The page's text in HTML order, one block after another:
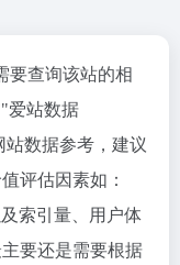
要查询该站的相
爱站数据
数据参考，建议
评估因素如：
索引量、用户体
要还是需要根据